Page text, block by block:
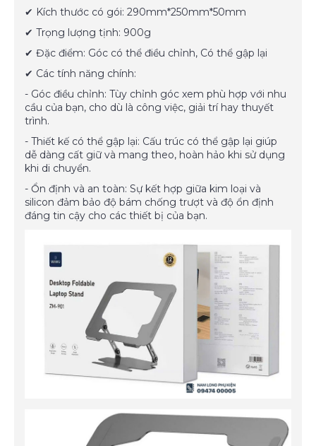
✔ Kích thước có gói: 290mm*250mm*50mm
✔ Trọng lượng tịnh: 900g
✔ Đặc điểm: Góc có thể điều chỉnh, Có thể gập lại
✔ Các tính năng chính:
- Góc điều chỉnh: Tùy chỉnh góc xem phù hợp với nhu
cầu của bạn, cho dù là công việc, giải trí hay thuyết
trình.
- Thiết kế có thể gập lại: Cấu trúc có thể gập lại giúp
dễ dàng cất giữ và mang theo, hoàn hảo khi sử dụng
khi di chuyển.
- Ổn định và an toàn: Sự kết hợp giữa kim loại và
silicon đảm bảo độ bám chống trượt và độ ổn định
đáng tin cậy cho các thiết bị của bạn.